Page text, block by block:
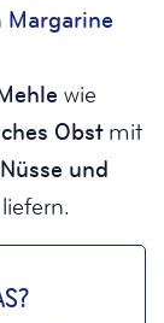
Margarine
wie
Obstmit
Nüsse und